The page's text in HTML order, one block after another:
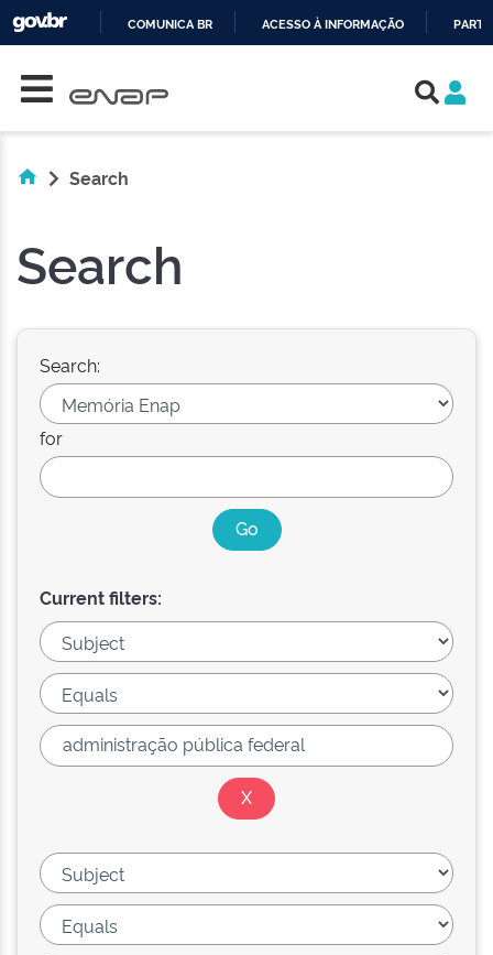
COMUNICA BR ACESSO À INFORMAÇÃO
Search
Search
Search:
for
Current filters: